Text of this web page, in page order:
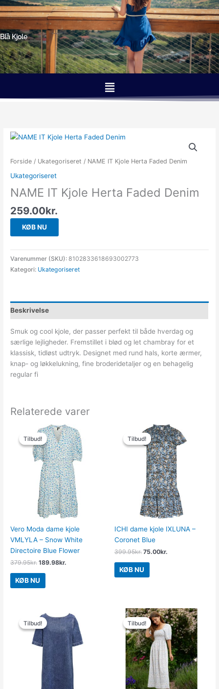
Gå
til
indholdet
Blå Kjole
Menu
Forside / Ukategoriseret / NAME IT Kjole Herta Faded Denim
Ukategoriseret
NAME IT Kjole Herta Faded Denim
259.00kr.
KØB NU
Varenummer (SKU):8102833618693002773
Kategori: Ukategoriseret
Beskrivelse
Smuk og cool kjole, der passer perfekt til både hverdag og
særlige lejligheder. Fremstillet i blød og let chambray for et
klassisk, tidløst udtryk. Designet med rund hals, korte ærmer,
knap- og løkkelukning, fine broderidetaljer og en behagelig
regular fi
Relaterede varer
Tilbud!
Tilbud!
Vero Moda dame kjole
VMLYLA – Snow White
Directoire Blue Flower
379.95kr.
Den
oprindelige
pris
var:
379.95kr..
189.98kr.
Den
aktuelle
pris
er:
189.98kr..
KØB NU
Tilbud!
Tilbud!
ICHI dame kjole IXLUNA –
Coronet Blue
399.95kr.
Den
oprindelige
pris
var:
399.95kr..
75.00kr.
Den
aktuelle
pris
er:
75.00kr..
KØB NU
Tilbud!
Tilbud!
Den
oprindelige
pris
var:
329.95kr..
Den
aktuelle
pris
er:
100.00kr..
Tilbud!
Tilbud!
Den
oprindelige
pris
var:
550.00kr..
Den
aktuelle
pris
er:
100.00kr..